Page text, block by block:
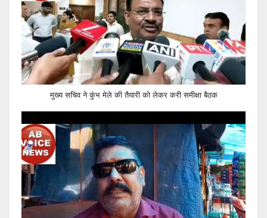
मुख्य सचिव ने कुंभ मेले की तैयारी को लेकर करी समीक्षा बैठक